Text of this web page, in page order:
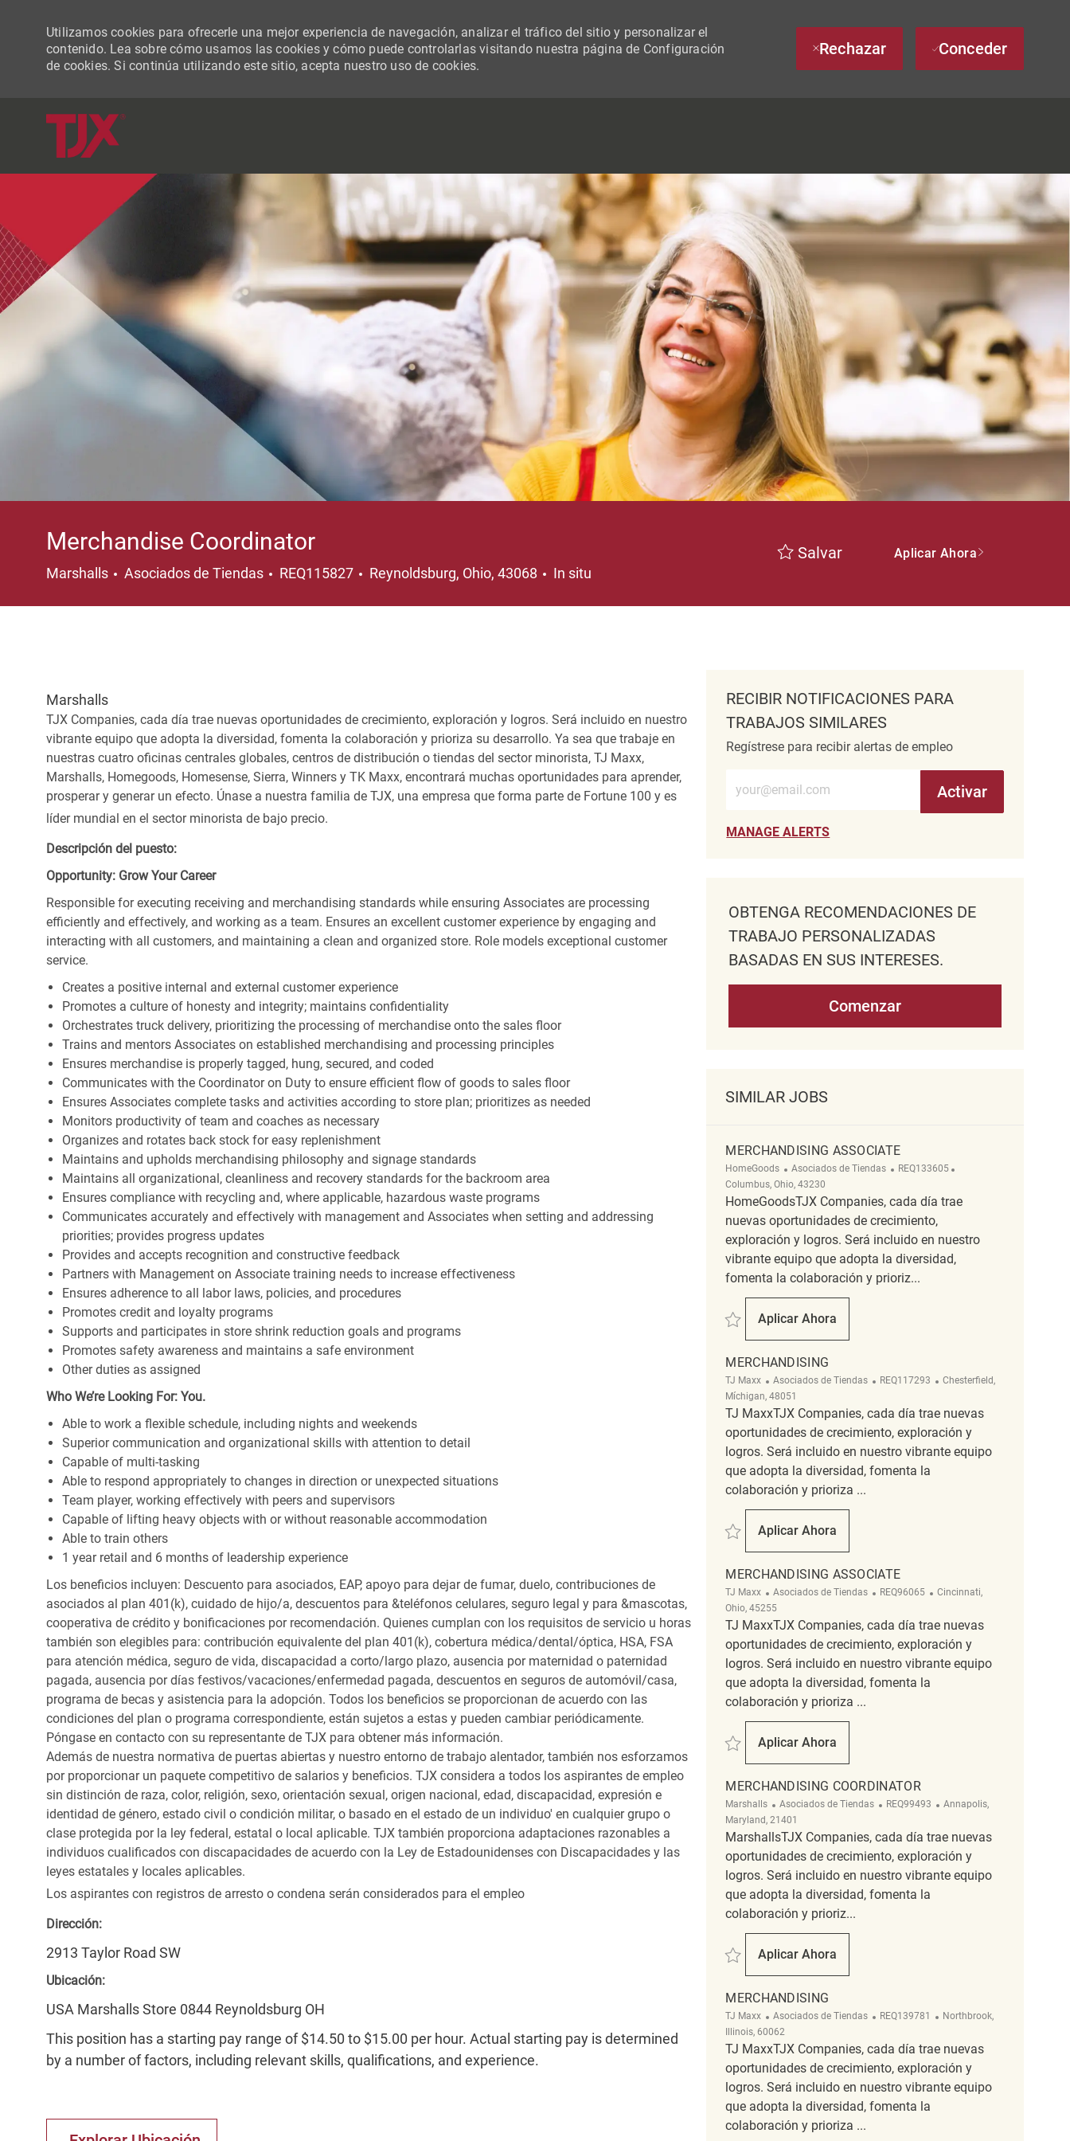
Utilizamos cookies para ofrecerle una mejor experiencia de navegación, analizar el tráfico del sitio y personalizar el
contenido. Lea sobre cómo usamos las cookies y cómo puede controlarlas visitando nuestra página de Configuración
de cookies. Si continúa utilizando este sitio, acepta nuestro uso de cookies.
Rechazar Conceder
Merchandise Coordinator
Marshalls Categoría
Asociados de Tiendas REQ115827 Ubicación
Reynoldsburg, Ohio, 43068 In situ
Salvar Aplicar Ahora
Marshalls
TJX Companies, cada día trae nuevas oportunidades de crecimiento, exploración y logros. Será incluido en nuestro
vibrante equipo que adopta la diversidad, fomenta la colaboración y prioriza su desarrollo. Ya sea que trabaje en
nuestras cuatro oficinas centrales globales, centros de distribución o tiendas del sector minorista, TJ Maxx,
Marshalls, Homegoods, Homesense, Sierra, Winners y TK Maxx, encontrará muchas oportunidades para aprender,
prosperar y generar un efecto. Únase a nuestra familia de TJX, una empresa que forma parte de Fortune 100 y es
líder mundial en el sector minorista de bajo precio.
Descripción del puesto:
Opportunity: Grow Your Career
Responsible for executing receiving and merchandising standards while ensuring Associates are processing
efficiently and effectively, and working as a team. Ensures an excellent customer experience by engaging and
interacting with all customers, and maintaining a clean and organized store. Role models exceptional customer
service.
Creates a positive internal and external customer experience
Promotes a culture of honesty and integrity; maintains confidentiality
Orchestrates truck delivery, prioritizing the processing of merchandise onto the sales floor
Trains and mentors Associates on established merchandising and processing principles
Ensures merchandise is properly tagged, hung, secured, and coded
Communicates with the Coordinator on Duty to ensure efficient flow of goods to sales floor
Ensures Associates complete tasks and activities according to store plan; prioritizes as needed
Monitors productivity of team and coaches as necessary
Organizes and rotates back stock for easy replenishment
Maintains and upholds merchandising philosophy and signage standards
Maintains all organizational, cleanliness and recovery standards for the backroom area
Ensures compliance with recycling and, where applicable, hazardous waste programs
Communicates accurately and effectively with management and Associates when setting and addressing
priorities; provides progress updates
Provides and accepts recognition and constructive feedback
Partners with Management on Associate training needs to increase effectiveness
Ensures adherence to all labor laws, policies, and procedures
Promotes credit and loyalty programs
Supports and participates in store shrink reduction goals and programs
Promotes safety awareness and maintains a safe environment
Other duties as assigned
Who We’re Looking For: You.
Able to work a flexible schedule, including nights and weekends
Superior communication and organizational skills with attention to detail
Capable of multi-tasking
Able to respond appropriately to changes in direction or unexpected situations
Team player, working effectively with peers and supervisors
Capable of lifting heavy objects with or without reasonable accommodation
Able to train others
1 year retail and 6 months of leadership experience
Los beneficios incluyen: Descuento para asociados, EAP, apoyo para dejar de fumar, duelo, contribuciones de
asociados al plan 401(k), cuidado de hijo/a, descuentos para &teléfonos celulares, seguro legal y para &mascotas,
cooperativa de crédito y bonificaciones por recomendación. Quienes cumplan con los requisitos de servicio u horas
también son elegibles para: contribución equivalente del plan 401(k), cobertura médica/dental/óptica, HSA, FSA
para atención médica, seguro de vida, discapacidad a corto/largo plazo, ausencia por maternidad o paternidad
pagada, ausencia por días festivos/vacaciones/enfermedad pagada, descuentos en seguros de automóvil/casa,
programa de becas y asistencia para la adopción. Todos los beneficios se proporcionan de acuerdo con las
condiciones del plan o programa correspondiente, están sujetos a estas y pueden cambiar periódicamente.
Póngase en contacto con su representante de TJX para obtener más información.
Además de nuestra normativa de puertas abiertas y nuestro entorno de trabajo alentador, también nos esforzamos
por proporcionar un paquete competitivo de salarios y beneficios. TJX considera a todos los aspirantes de empleo
sin distinción de raza, color, religión, sexo, orientación sexual, origen nacional, edad, discapacidad, expresión e
identidad de género, estado civil o condición militar, o basado en el estado de un individuo' en cualquier grupo o
clase protegida por la ley federal, estatal o local aplicable. TJX también proporciona adaptaciones razonables a
individuos cualificados con discapacidades de acuerdo con la Ley de Estadounidenses con Discapacidades y las
leyes estatales y locales aplicables.
Los aspirantes con registros de arresto o condena serán considerados para el empleo
Dirección:
2913 Taylor Road SW
Ubicación:
USA Marshalls Store 0844 Reynoldsburg OH
This position has a starting pay range of $14.50 to $15.00 per hour. Actual starting pay is determined
by a number of factors, including relevant skills, qualifications, and experience.
RECIBIR NOTIFICACIONES PARA
TRABAJOS SIMILARES
Regístrese para recibir alertas de empleo
Introduzca la dirección de correo electrónico (obligatorio)
Activar
MANAGE ALERTS
OBTENGA RECOMENDACIONES DE
TRABAJO PERSONALIZADAS
BASADAS EN SUS INTERESES.
Comenzar
SIMILAR JOBS
MERCHANDISING ASSOCIATE
HomeGoods Categoría
Asociados de Tiendas ReqId
REQ133605
Columbus, Ohio, 43230
HomeGoodsTJX Companies, cada día trae
nuevas oportunidades de crecimiento,
exploración y logros. Será incluido en nuestro
vibrante equipo que adopta la diversidad,
fomenta la colaboración y prioriz...
Salvar Merchandising Associate REQ133605
Aplicar Ahora
Merchandising Associate
MERCHANDISING
TJ Maxx Categoría
Asociados de Tiendas ReqId
REQ117293 Ubicación
Chesterfield,
Míchigan, 48051
TJ MaxxTJX Companies, cada día trae nuevas
oportunidades de crecimiento, exploración y
logros. Será incluido en nuestro vibrante equipo
que adopta la diversidad, fomenta la
colaboración y prioriza ...
Salvar Merchandising REQ117293
Aplicar Ahora
Merchandising
MERCHANDISING ASSOCIATE
TJ Maxx Categoría
Asociados de Tiendas ReqId
REQ96065 Ubicación
Cincinnati,
Ohio, 45255
TJ MaxxTJX Companies, cada día trae nuevas
oportunidades de crecimiento, exploración y
logros. Será incluido en nuestro vibrante equipo
que adopta la diversidad, fomenta la
colaboración y prioriza ...
Salvar Merchandising Associate REQ96065
Aplicar Ahora
Merchandising Associate
MERCHANDISING COORDINATOR
Marshalls Categoría
Asociados de Tiendas ReqId
REQ99493 Ubicación
Annapolis,
Maryland, 21401
MarshallsTJX Companies, cada día trae nuevas
oportunidades de crecimiento, exploración y
logros. Será incluido en nuestro vibrante equipo
que adopta la diversidad, fomenta la
colaboración y prioriz...
Salvar Merchandising Coordinator REQ99493
Aplicar Ahora
Merchandising Coordinator
MERCHANDISING
TJ Maxx Categoría
Asociados de Tiendas ReqId
REQ139781 Ubicación
Northbrook,
Illinois, 60062
TJ MaxxTJX Companies, cada día trae nuevas
oportunidades de crecimiento, exploración y
logros. Será incluido en nuestro vibrante equipo
que adopta la diversidad, fomenta la
colaboración y prioriza ...